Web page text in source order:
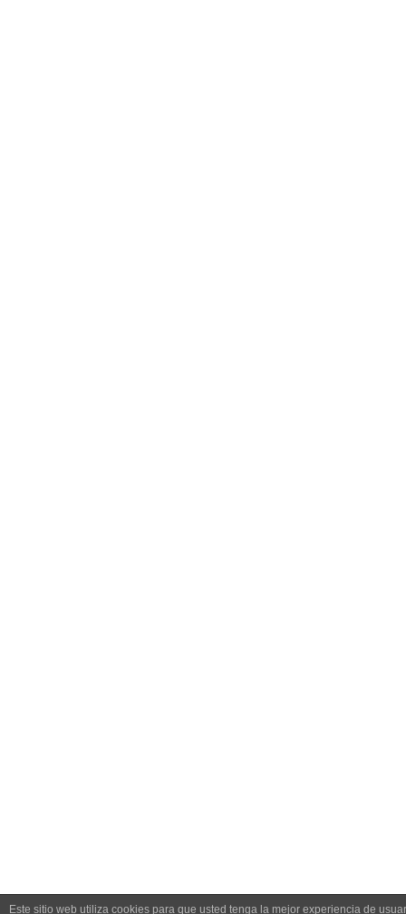
Este sitio web utiliza cookies para que usted tenga la mejor experiencia de